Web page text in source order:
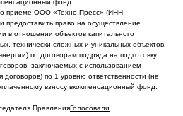
фонд.
приеме ООО «Техно-Пресс» (ИНН
право на осуществление
в отношении объектов капитального
технически сложных и уникальных объектов,
по договорам подряда на подготовку
заключаемых с использованием
договоров) по 1 уровню ответственности (не
взносу вкомпенсационный фонд.
ПравленияГолосовали